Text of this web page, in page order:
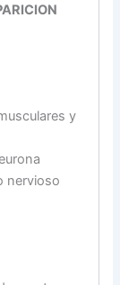
y
nervioso